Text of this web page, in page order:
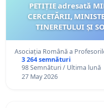
PETIȚIE adresată MINISTERULUI EDUCAȚIEI ȘI
CERCETĂRII,
TINERETULUI ȘI
Asociația Română a
3 264 semnături
98 Semnături / Ultima lună
27 May 2026